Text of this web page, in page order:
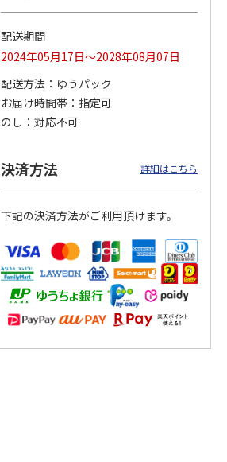
『ジョジョの奇妙な
クルセイダース』
トラ…
3,300円
(送料別・税込)
『ジョジョの奇妙な
配送期間
2024年05月17日～2028年08月07日
配送方法
ゆうパック
お届け時間帯
指定可
のし
対応不可
決済方法 詳細はこちら
下記の決済方法がご利用頂けます。